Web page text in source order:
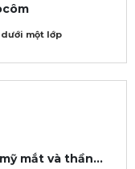
một lớp
mắt và thần...